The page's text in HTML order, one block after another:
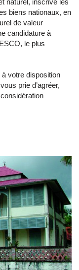
naturel, inscrive les
biens nationaux, en
de valeur
candidature à
le plus
à votre disposition
prie d’agréer,